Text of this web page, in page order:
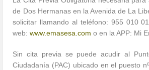
de Dos Hermanas en la Avenida de La
solicitar llamando al teléfono: 955 010
web:www.emasesa.com o en la APP: Mi
Sin cita previa se puede acudir al
Ciudadanía (PAC) ubicado en el puesto